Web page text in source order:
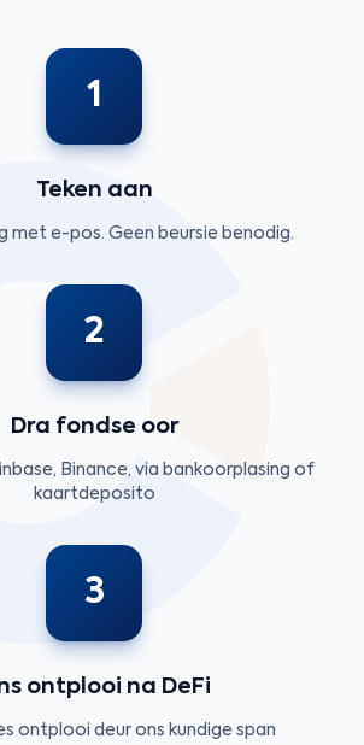
1
Teken aan
met e-pos. Geen beursie benodig.
2
Dra fondse oor
Binance, via bankoorplasing of
kaartdeposito
3
ontplooi na DeFi
ontplooi deur ons kundige span